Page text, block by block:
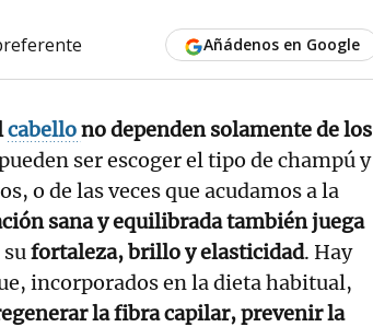
Añádenos en Google
cabellono dependen solamente de los
ser escoger el tipo de champú y
o de las veces que acudamos a la
sana y equilibrada también juega
sufortaleza, brillo y elasticidad. Hay
incorporados en la dieta habitual,
la fibra capilar, prevenir la